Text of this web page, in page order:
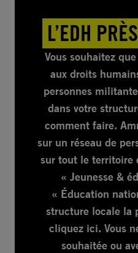
L’EDH
Vous souhaitez
aux droits
personnes
dans votre
comment faire.
sur un réseau de
sur tout le territoire
« Jeunesse &
« Éducation
structure locale la
cliquez ici. Vous
souhaitée ou